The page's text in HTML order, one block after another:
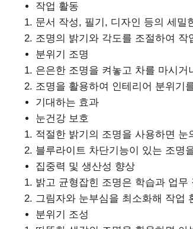
작업 활동
문서 작성, 필기, 디자인 등의 세밀
조명의 밝기와 각도를 조절하여 작
분위기 조명
은은한 조명을 켜놓고 차를 마시거
조명을 활용하여 인테리어 분위기
기대하는 효과
눈건강 보호
적절한 밝기의 조명을 사용하면
블루라이트 차단기능이 있는 조명
집중력 및 생산성 향상
밝고 균형잡힌 조명은 학습과 업무
그림자와 눈부심을 최소화해 작업
분위기 조성